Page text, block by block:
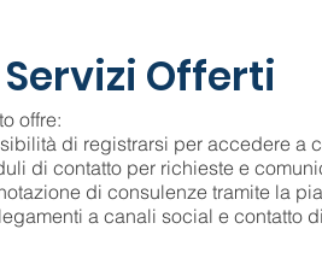
Servizi Offerti
offre:
di registrarsi per accedere a
di contatto per richieste e
di consulenze tramite la
a canali social e contatto